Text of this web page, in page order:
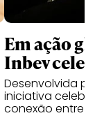
Em ação
Inbev
Desenvolvida
iniciativa
conexão entre